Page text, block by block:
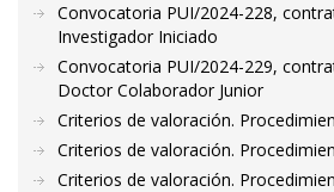
Convocatoria PUI/2024-228,
Investigador Iniciado
Convocatoria PUI/2024-229,
Doctor Colaborador Junior
Criterios de valoración.
Criterios de valoración.
Criterios de valoración.